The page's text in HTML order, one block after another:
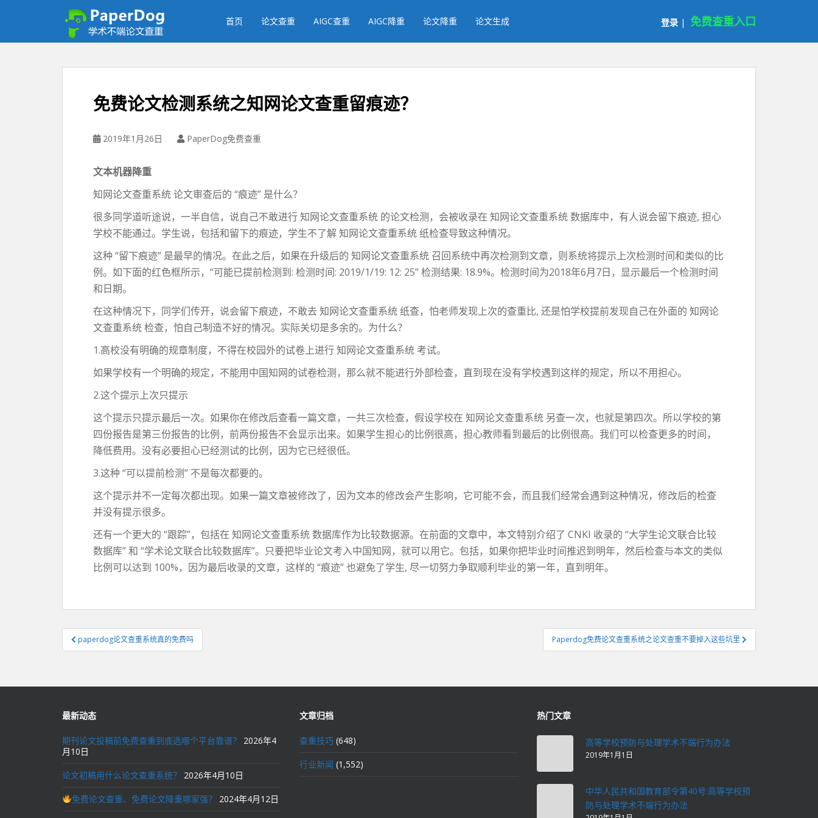
首页 论文查重 AIGC查重 AIGC降重 论文降重 论文生成 登录 | 免费查重入口
免费论文检测系统之知网论文查重留痕迹？
2019年1月26日 PaperDog免费查重
文本机器降重
知网论文查重系统 论文审查后的 “痕迹” 是什么？
很多同学道听途说，一半自信，说自己不敢进行 知网论文查重系统 的论文检测，会被收录在 知网论文查重系统 数据库中，有人说会留下痕迹, 担心
学校不能通过。学生说，包括和留下的痕迹，学生不了解 知网论文查重系统 纸检查导致这种情况。
这种 “留下痕迹” 是最早的情况。在此之后，如果在升级后的 知网论文查重系统 召回系统中再次检测到文章，则系统将提示上次检测时间和类似的比
例。如下面的红色框所示，“可能已提前检测到: 检测时间: 2019/1/19: 12: 25” 检测结果: 18.9%。检测时间为2018年6月7日，显示最后一个检测时间
和日期。
在这种情况下，同学们传开，说会留下痕迹，不敢去 知网论文查重系统 纸查，怕老师发现上次的查重比, 还是怕学校提前发现自己在外面的 知网论
文查重系统 检查，怕自己制造不好的情况。实际关切是多余的。为什么？
1.高校没有明确的规章制度，不得在校园外的试卷上进行 知网论文查重系统 考试。
如果学校有一个明确的规定，不能用中国知网的试卷检测，那么就不能进行外部检查，直到现在没有学校遇到这样的规定，所以不用担心。
2.这个提示上次只提示
这个提示只提示最后一次。如果你在修改后查看一篇文章，一共三次检查，假设学校在 知网论文查重系统 另查一次，也就是第四次。所以学校的第
四份报告是第三份报告的比例，前两份报告不会显示出来。如果学生担心的比例很高，担心教师看到最后的比例很高。我们可以检查更多的时间，
降低费用。没有必要担心已经测试的比例，因为它已经很低。
3.这种 “可以提前检测” 不是每次都要的。
这个提示并不一定每次都出现。如果一篇文章被修改了，因为文本的修改会产生影响，它可能不会，而且我们经常会遇到这种情况，修改后的检查
并没有提示很多。
还有一个更大的 “跟踪”，包括在 知网论文查重系统 数据库作为比较数据源。在前面的文章中，本文特别介绍了 CNKI 收录的 “大学生论文联合比较
数据库” 和 “学术论文联合比较数据库”。只要把毕业论文考入中国知网，就可以用它。包括，如果你把毕业时间推迟到明年，然后检查与本文的类似
比例可以达到 100%，因为最后收录的文章，这样的 “痕迹” 也避免了学生, 尽一切努力争取顺利毕业的第一年，直到明年。
文
章
航
paperdog论文查重系统真的免费吗 Paperdog免费论文查重系统之论文查重不要掉入这些坑里
最新动态
期刊论文投稿前免费查重到底选哪个平台靠谱？
2026年4
月10日
论文初稿用什么论文查重系统？ 2026年4月10日
免费论文查重、免费论文降重哪家强？ 2024年4月12日
文章归档
查重技巧 (648)
行业新闻 (1,552)
热门文章
高等学校预防与处理学术不端行为办法
2019年1月1日
中华人民共和国教育部令第40号:高等学校预
防与处理学术不端行为办法